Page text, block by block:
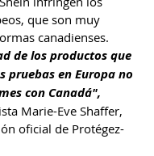
que son muy
canadienses.
de los productos que
pruebas en Europa no
con Canadá",
Marie-Eve Shaffer,
oficial de Protégez-